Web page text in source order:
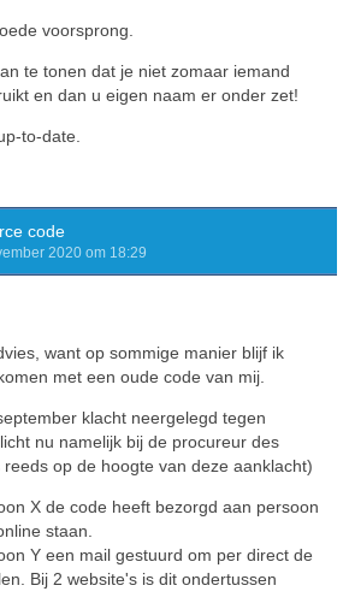
voorsprong.
te tonen dat je niet zomaar iemand
en dan u eigen naam er onder zet!
to-date.
code
2020 om 18:29
want op sommige manier blijf ik
met een oude code van mij.
klacht neergelegd tegen
nu namelijk bij de procureur des
reeds op de hoogte van deze aanklacht)
X de code heeft bezorgd aan persoon
staan.
Y een mail gestuurd om per direct de
Bij 2 website's is dit ondertussen